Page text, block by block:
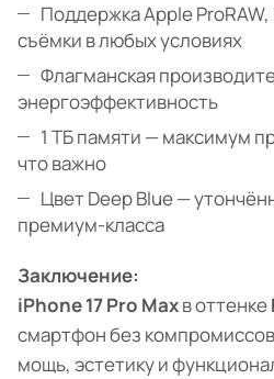
Поддержка Apple ProRAW,
съёмки в любых условиях
Флагманская
энергоэффективность
1 ТБ памяти — максимум
что важно
Цвет Deep Blue —
премиум-класса
Заключение:
iPhone 17 Pro Maxв оттенке
смартфон без
мощь, эстетику и